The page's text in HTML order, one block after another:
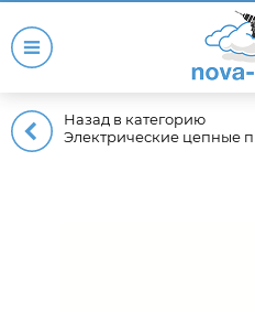
Назад в категорию
Электрические цепные